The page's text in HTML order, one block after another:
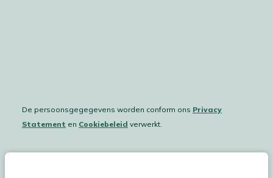
De persoonsgegegevens worden conform ons Privacy
Statement en Cookiebeleid verwerkt.